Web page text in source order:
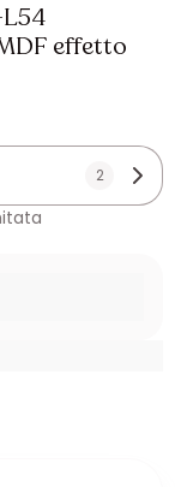
effetto
2